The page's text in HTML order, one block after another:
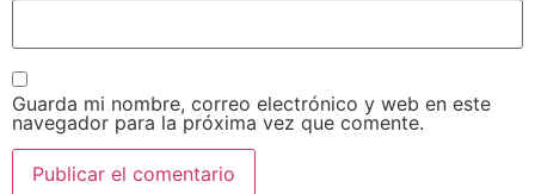
Guarda mi nombre, correo electrónico y web en este
navegador para la próxima vez que comente.